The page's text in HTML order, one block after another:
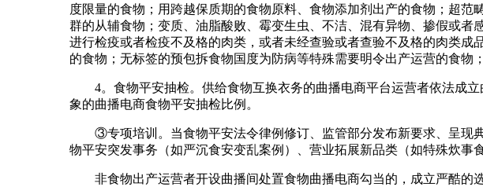
度限量的食物；用跨越保质期的食物原料、食物添加剂出产的食物；超
群的从辅食物；变质、油脂酸败、霉变生虫、不洁、混有异物、掺假或
进行检疫或者检疫不及格的肉类，或者未经查验或者查验不及格的肉类
的食物；无标签的预包拆食物国度为防病等特殊需要明令出产运营的食物
4。食物平安抽检。供给食物互换衣务的曲播电商平台运营者依法成立
象的曲播电商食物平安抽检比例。
③专项培训。当食物平安法令律例修订、监管部分发布新要求、呈现
物平安突发事务（如严沉食安变乱案例）、营业拓展新品类（如特殊炊事
非食物出产运营者开设曲播间处置食物曲播电商勾当的，成立严酷的